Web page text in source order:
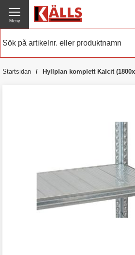
0476 - 214 80
Meny
Startsidan Hyllplan komplett Kalcit